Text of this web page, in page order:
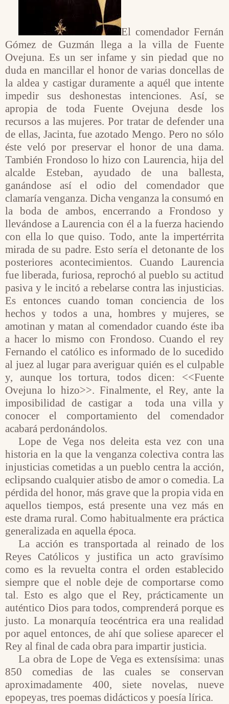
El comendador Fernán
Gómez de Guzmán llega a la villa de Fuente
Ovejuna. Es un ser infame y sin piedad que no
duda en mancillar el honor de varias doncellas de
la aldea y castigar duramente a aquél que intente
impedir sus deshonestas intenciones. Así, se
apropia de toda Fuente Ovejuna desde los
recursos a las mujeres. Por tratar de defender una
de ellas, Jacinta, fue azotado Mengo. Pero no sólo
éste veló por preservar el honor de una dama.
También Frondoso lo hizo con Laurencia, hija del
alcalde Esteban, ayudado de una ballesta,
ganándose así el odio del comendador que
clamaría venganza. Dicha venganza la consumó en
la boda de ambos, encerrando a Frondoso y
llevándose a Laurencia con él a la fuerza haciendo
con ella lo que quiso. Todo, ante la impertérrita
mirada de su padre. Esto sería el detonante de los
posteriores acontecimientos. Cuando Laurencia
fue liberada, furiosa, reprochó al pueblo su actitud
pasiva y le incitó a rebelarse contra las injusticias.
Es entonces cuando toman conciencia de los
hechos y todos a una, hombres y mujeres, se
amotinan y matan al comendador cuando éste iba
a hacer lo mismo con Frondoso. Cuando el rey
Fernando el católico es informado de lo sucedido
al juez al lugar para averiguar quién es el culpable
y, aunque los tortura, todos dicen: <<Fuente
Ovejuna lo hizo>>. Finalmente, el Rey, ante la
imposibilidad de castigar a
toda una villa y
conocer el comportamiento del comendador
acabará perdonándolos.
Lope de Vega nos deleita esta vez con una
historia en la que la venganza colectiva contra las
injusticias cometidas a un pueblo centra la acción,
eclipsando cualquier atisbo de amor o comedia. La
pérdida del honor, más grave que la propia vida en
aquellos tiempos, está presente una vez más en
este drama rural. Como habitualmente era práctica
generalizada en aquella época.
La acción es transportada al reinado de los
Reyes Católicos y justifica un acto gravísimo
como es la revuelta contra el orden establecido
siempre que el noble deje de comportarse como
tal. Esto es algo que el Rey, prácticamente un
auténtico Dios para todos, comprenderá porque es
justo. La monarquía teocéntrica era una realidad
por aquel entonces, de ahí que soliese aparecer el
Rey al final de cada obra para impartir justicia.
La obra de Lope de Vega es extensísima: unas
850 comedias de las cuales se conservan
aproximadamente 400, siete novelas, nueve
epopeyas, tres poemas didácticos y poesía lírica.